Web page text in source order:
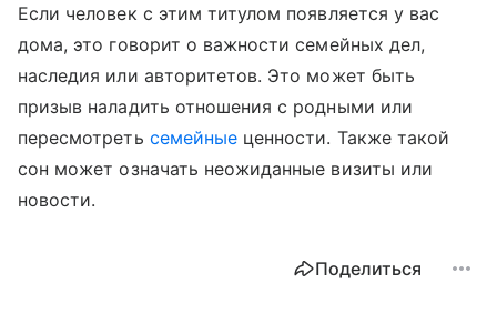
Если человек с этим титулом появляется у вас
дома, это говорит о важности семейных дел,
наследия или авторитетов. Это может быть
призыв наладить отношения с родными или
пересмотреть семейные ценности. Также такой
сон может означать неожиданные визиты или
новости.
Поделиться